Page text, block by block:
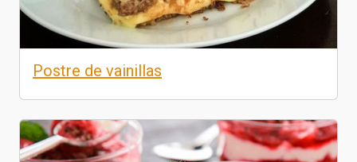
Postre de vainillas